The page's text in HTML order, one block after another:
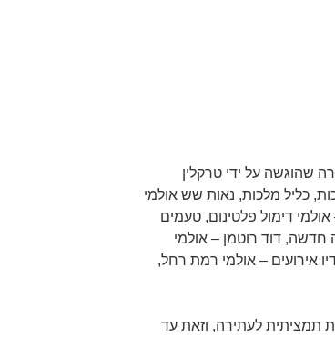
שהוגשה על ידי טרקלין
כליל מלכות, נאות שש אולמי
אולמי דימול פלטינום, טעמים
חדשה, דוד רוטמן – אולמי
אירועים – אולמי רמת רחל,
תמציתית לעתירה, וזאת עד